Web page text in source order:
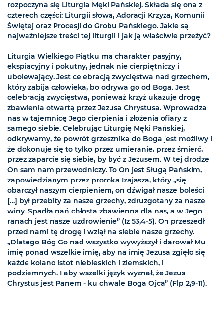
rozpoczyna się Liturgia Męki Pańskiej. Składa się ona z
czterech części: Liturgii słowa, Adoracji Krzyża, Komunii
Świętej oraz Procesji do Grobu Pańskiego. Jakie są
najważniejsze treści tej liturgii i jak ją właściwie przeżyć?
Liturgia Wielkiego Piątku ma charakter pasyjny,
ekspiacyjny i pokutny, jednak nie cierpiętniczy i
ubolewający. Jest celebracją zwycięstwa nad grzechem,
który zabija człowieka, bo odrywa go od Boga. Jest
celebracją zwycięstwa, ponieważ krzyż ukazuje drogę
zbawienia otwartą przez Jezusa Chrystusa. Wprowadza
nas w tajemnicę Jego cierpienia i złożenia ofiary z
samego siebie. Celebrując Liturgię Męki Pańskiej,
odkrywamy, że powrót grzesznika do Boga jest możliwy i
że dokonuje się to tylko przez umieranie, przez śmierć,
przez zaparcie się siebie, by być z Jezusem. W tej drodze
On sam nam przewodniczy. To On jest Sługą Pańskim,
zapowiedzianym przez proroka Izajasza, który „się
obarczył naszym cierpieniem, on dźwigał nasze boleści
[…] był przebity za nasze grzechy, zdruzgotany za nasze
winy. Spadła nań chłosta zbawienna dla nas, a w Jego
ranach jest nasze uzdrowienie” (Iz 53,4-5). On przeszedł
przed nami tę drogę i wziął na siebie nasze grzechy.
„Dlatego Bóg Go nad wszystko wywyższył i darował Mu
imię ponad wszelkie imię, aby na imię Jezusa zgięło się
każde kolano istot niebieskich i ziemskich, i
podziemnych. I aby wszelki język wyznał, że Jezus
Chrystus jest Panem - ku chwale Boga Ojca” (Flp 2,9-11).